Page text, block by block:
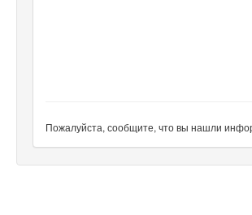
Пожалуйста, сообщите, что вы нашли